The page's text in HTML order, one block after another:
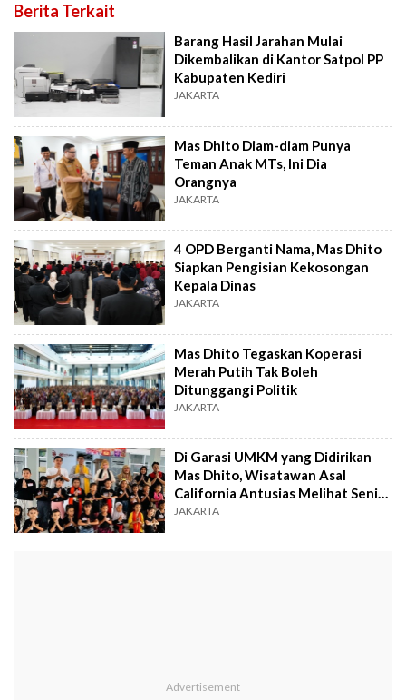
Berita Terkait
Barang Hasil Jarahan Mulai
Dikembalikan di Kantor Satpol PP
Kabupaten Kediri
JAKARTA
Mas Dhito Diam-diam Punya
Teman Anak MTs, Ini Dia
Orangnya
JAKARTA
4 OPD Berganti Nama, Mas Dhito
Siapkan Pengisian Kekosongan
Kepala Dinas
JAKARTA
Mas Dhito Tegaskan Koperasi
Merah Putih Tak Boleh
Ditunggangi Politik
JAKARTA
Di Garasi UMKM yang Didirikan
Mas Dhito, Wisatawan Asal
California Antusias Melihat Seni
Tari Lokal
JAKARTA